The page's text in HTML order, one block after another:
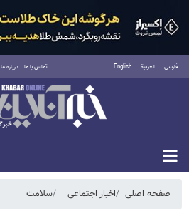
فارسی العربية English تماس با ما درباره ما
شنبه ۱۷ مرداد ۱۴۰۵
صفحه اصلی اخبار اجتماعی سلامت